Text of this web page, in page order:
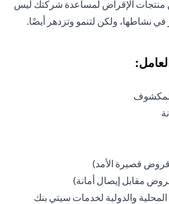
الإقراض لمساعدة شركتك ليس
نشاطها، ولكن لتنمو وتزدهر أيضًا.
قصيرة الأمد)
مقابل إيصال أمانة)
المحلية والدولية لخدمات سيتي بنك